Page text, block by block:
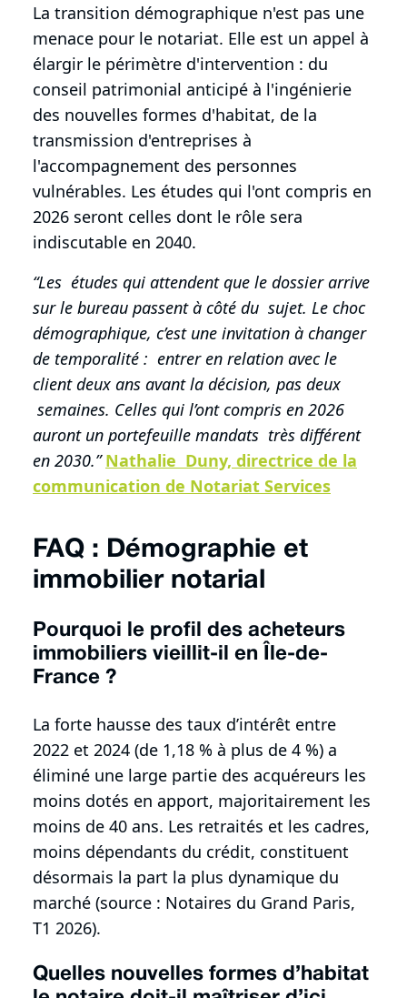
La transition démographique n'est pas une
menace pour le notariat. Elle est un appel à
élargir le périmètre d'intervention : du
conseil patrimonial anticipé à l'ingénierie
des nouvelles formes d'habitat, de la
transmission d'entreprises à
l'accompagnement des personnes
vulnérables. Les études qui l'ont compris en
2026 seront celles dont le rôle sera
indiscutable en 2040.
“Les études qui attendent que le dossier arrive
sur le bureau passent à côté du sujet. Le choc
démographique, c’est une invitation à changer
de temporalité : entrer en relation avec le
client deux ans avant la décision, pas deux
semaines. Celles qui l’ont compris en 2026
auront un portefeuille mandats très différent
en 2030.”Nathalie Duny, directrice de la
communication de Notariat Services
FAQ : Démographie et
immobilier notarial
Pourquoi le profil des acheteurs
immobiliers vieillit-il en Île-de-
France ?
La forte hausse des taux d’intérêt entre
2022 et 2024 (de 1,18 % à plus de 4 %) a
éliminé une large partie des acquéreurs les
moins dotés en apport, majoritairement les
moins de 40 ans. Les retraités et les cadres,
moins dépendants du crédit, constituent
désormais la part la plus dynamique du
marché (source : Notaires du Grand Paris,
T1 2026).
Quelles nouvelles formes d’habitat